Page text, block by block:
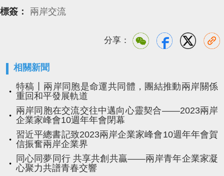
標簽： 兩岸交流
分享：
相關新聞
特稿丨兩岸同胞是命運共同體，團結推動兩岸關係
重回和平發展軌道
兩岸同胞在交流交往中邁向心靈契合——2023兩岸
企業家峰會10週年年會閉幕
習近平總書記致2023兩岸企業家峰會10週年年會賀
信振奮兩岸企業界
同心同夢同行 共享共創共贏——兩岸青年企業家凝
心聚力共譜青春交響